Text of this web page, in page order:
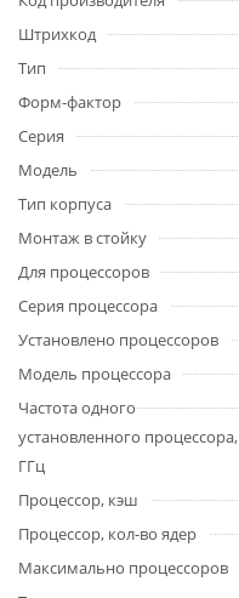
Штрихкод
Тип
Форм-фактор
Серия
Модель
Тип корпуса
Монтаж в стойку
Для процессоров
Серия процессора
Установлено процессоров
Модель процессора
Частота одного
установленного процессора,
ГГц
Процессор, кэш
Процессор, кол-во ядер
Максимально процессоров